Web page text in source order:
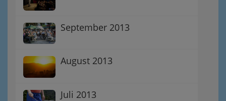
September 2013
August 2013
Juli 2013